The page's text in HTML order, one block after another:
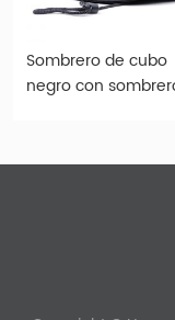
Sombrero de cubo
negro con